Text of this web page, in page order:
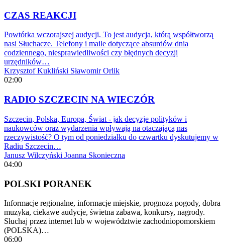
CZAS REAKCJI
Powtórka wczorajszej audycji. To jest audycja, którą współtworzą
nasi Słuchacze. Telefony i maile dotyczące absurdów dnia
codziennego, niesprawiedliwości czy błędnych decyzji
urzędników…
Krzysztof Kukliński Sławomir Orlik
02:00
RADIO SZCZECIN NA WIECZÓR
Szczecin, Polska, Europa, Świat - jak decyzje polityków i
naukowców oraz wydarzenia wpływają na otaczającą nas
rzeczywistość? O tym od poniedziałku do czwartku dyskutujemy w
Radiu Szczecin…
Janusz Wilczyński Joanna Skonieczna
04:00
POLSKI PORANEK
Informacje regionalne, informacje miejskie, prognoza pogody, dobra
muzyka, ciekawe audycje, świetna zabawa, konkursy, nagrody.
Słuchaj przez internet lub w województwie zachodniopomorskiem
(POLSKA)…
06:00